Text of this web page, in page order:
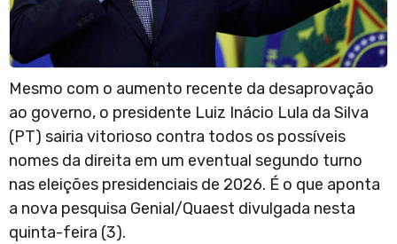
Mesmo com o aumento recente da desaprovação
ao governo, o presidente Luiz Inácio Lula da Silva
(PT) sairia vitorioso contra todos os possíveis
nomes da direita em um eventual segundo turno
nas eleições presidenciais de 2026. É o que aponta
a nova pesquisa Genial/Quaest divulgada nesta
quinta-feira (3).